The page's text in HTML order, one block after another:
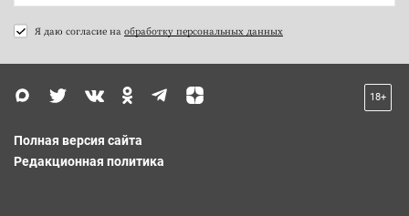
Я даю согласие на обработку персональных данных
18+
Полная версия сайта
Редакционная политика